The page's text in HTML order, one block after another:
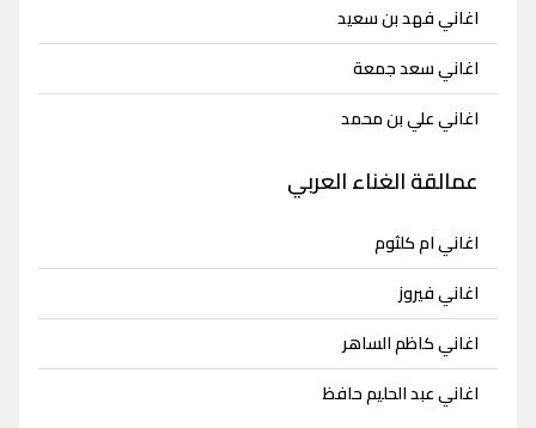
اغاني فهد بن سعيد
اغاني سعد جمعة
اغاني علي بن محمد
عمالقة الغناء العربي
اغاني ام كلثوم
اغاني فيروز
اغاني كاظم الساهر
اغاني عبد الحليم حافظ